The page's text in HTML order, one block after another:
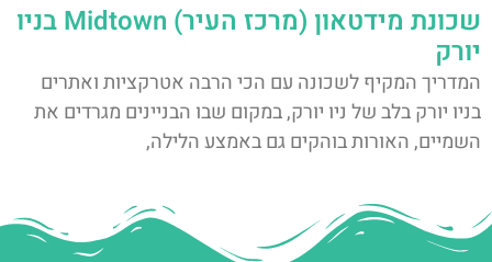
שכונת מידטאון (מרכז העיר) Midtown בניו
יורק
המדריך המקיף לשכונה עם הכי הרבה אטרקציות ואתרים
בניו יורק בלב של ניו יורק, במקום שבו הבניינים מגרדים את
השמיים, האורות בוהקים גם באמצע הלילה,